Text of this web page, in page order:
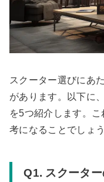
スクーター選びにあ
があります。以下に
を5つ紹介します。
考になることでしょう
Q1. スクータ